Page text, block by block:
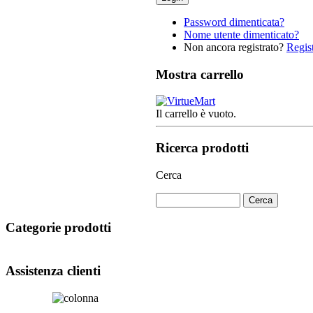
Password dimenticata?
Nome utente dimenticato?
Non ancora registrato?
Mostra carrello
Il carrello è vuoto.
Ricerca prodotti
Cerca
Categorie prodotti
Assistenza clienti